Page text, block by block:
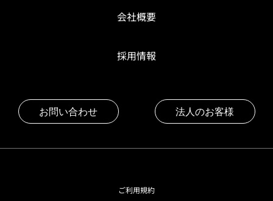
会社概要
採用情報
お問い合わせ 法人のお客様
ご利用規約